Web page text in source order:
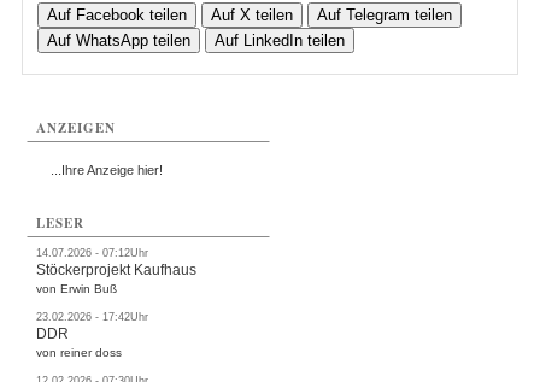
Auf Facebook teilen
Auf X teilen
Auf Telegram teilen
Auf WhatsApp teilen
Auf LinkedIn teilen
ANZEIGEN
...Ihre Anzeige hier!
LESER
14.07.2026 - 07:12Uhr
Stöckerprojekt Kaufhaus
von Erwin Buß
23.02.2026 - 17:42Uhr
DDR
von reiner doss